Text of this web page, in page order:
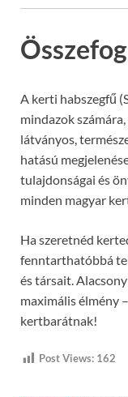
A kerti habszegfű
mindazok
látványos,
hatású
tulajdonságai és
minden magyar
Ha szeretnéd
fenntarthatóbbá
és társait.
maximális élmény
kertbarátnak!
Post Views: 162